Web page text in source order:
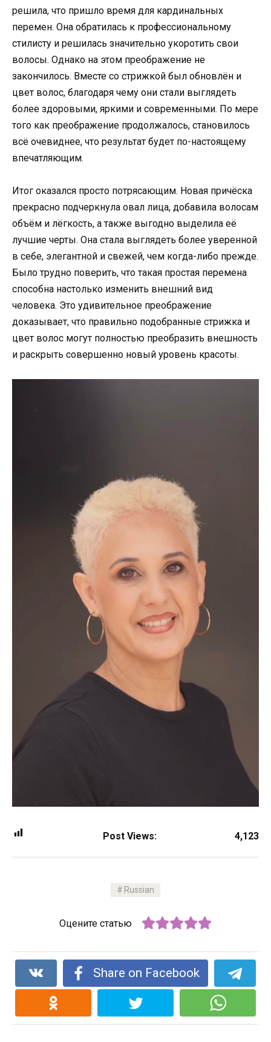
решила, что пришло время для кардинальных
перемен. Она обратилась к профессиональному
стилисту и решилась значительно укоротить свои
волосы. Однако на этом преображение не
закончилось. Вместе со стрижкой был обновлён и
цвет волос, благодаря чему они стали выглядеть
более здоровыми, яркими и современными. По мере
того как преображение продолжалось, становилось
всё очевиднее, что результат будет по-настоящему
впечатляющим.
Итог оказался просто потрясающим. Новая причёска
прекрасно подчеркнула овал лица, добавила волосам
объём и лёгкость, а также выгодно выделила её
лучшие черты. Она стала выглядеть более уверенной
в себе, элегантной и свежей, чем когда-либо прежде.
Было трудно поверить, что такая простая перемена
способна настолько изменить внешний вид
человека. Это удивительное преображение
доказывает, что правильно подобранные стрижка и
цвет волос могут полностью преобразить внешность
и раскрыть совершенно новый уровень красоты.
Post Views: 4,123
Russian
Оцените статью
Share on Facebook